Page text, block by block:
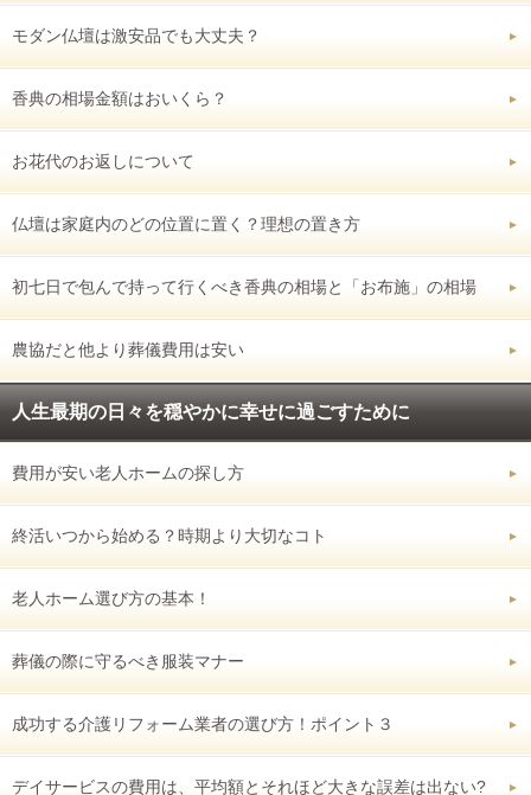
モダン仏壇は激安品でも大丈夫？
香典の相場金額はおいくら？
お花代のお返しについて
仏壇は家庭内のどの位置に置く？理想の置き方
初七日で包んで持って行くべき香典の相場と「お布施」の相場
農協だと他より葬儀費用は安い
人生最期の日々を穏やかに幸せに過ごすために
費用が安い老人ホームの探し方
終活いつから始める？時期より大切なコト
老人ホーム選び方の基本！
葬儀の際に守るべき服装マナー
成功する介護リフォーム業者の選び方！ポイント３
デイサービスの費用は、平均額とそれほど大きな誤差は出ない?